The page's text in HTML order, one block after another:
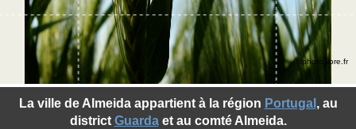
La ville de Almeida appartient à la région Portugal , au
district Guardaet au comté Almeida.
©photo-libre.fr